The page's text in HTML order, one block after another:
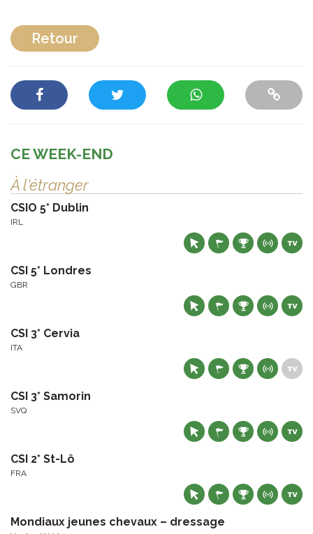
Retour
CE WEEK-END
À l'étranger
CSIO 5* Dublin
IRL
CSI 5* Londres
GBR
CSI 3* Cervia
ITA
CSI 3* Samorin
SVQ
CSI 2* St-Lô
FRA
Mondiaux jeunes chevaux – dressage